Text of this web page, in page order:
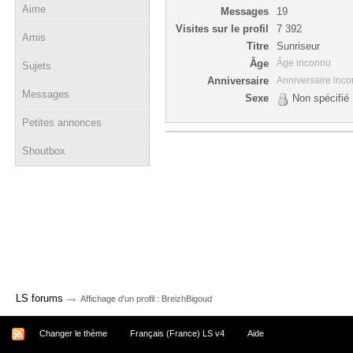
Aime
Amis
Sujets
Messages
Petites annonces
Shoutbox
Messages
19
Visites sur le profil
7 392
Titre
Sunriseur
Âge
Âge inconnu
Anniversaire Anniversaire
Sexe Non spécifié
LS forums → Affichage d'un profil : BreizhBigoud
Changer le thème Français (France) LS v4 Aide